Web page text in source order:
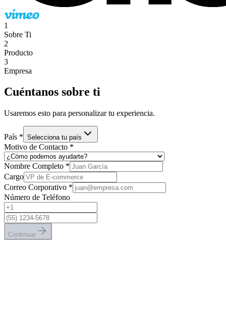
1
Sobre Ti
2
Producto
3
Empresa
Cuéntanos sobre ti
Usaremos esto para personalizar tu experiencia.
País * Selecciona tu país
Motivo de Contacto *
Nombre Completo *
Cargo
Correo Corporativo *
Número de Teléfono
Continuar